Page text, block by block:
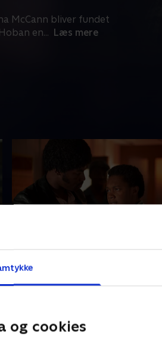
og cookies
McCann bliver fundet
en... Læs mere
2. Episode 2
Da de frygtelige mord i Yorkshire
21. januar 2024 • 48 min